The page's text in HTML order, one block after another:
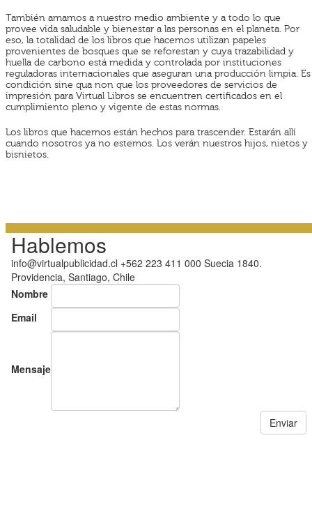
También amamos a nuestro medio ambiente y a todo lo que
provee vida saludable y bienestar a las personas en el planeta. Por
eso, la totalidad de los libros que hacemos utilizan papeles
provenientes de bosques que se reforestan y cuya trazabilidad y
huella de carbono está medida y controlada por instituciones
reguladoras internacionales que aseguran una producción limpia. Es
condición sine qua non que los proveedores de servicios de
impresión para Virtual Libros se encuentren certificados en el
cumplimiento pleno y vigente de estas normas.
Los libros que hacemos están hechos para trascender. Estarán allí
cuando nosotros ya no estemos. Los verán nuestros hijos, nietos y
bisnietos.
Hablemos
info@virtualpublicidad.cl +562 223 411 000 Suecia 1840.
Providencia, Santiago, Chile
Nombre
Email
Mensaje
Enviar